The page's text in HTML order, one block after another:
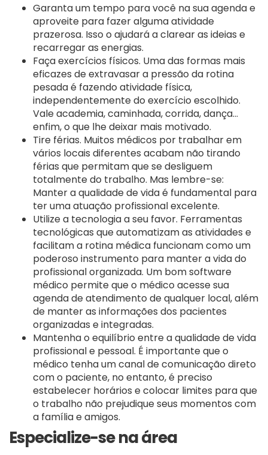
Garanta um tempo para você na sua agenda e
aproveite para fazer alguma atividade
prazerosa. Isso o ajudará a clarear as ideias e
recarregar as energias.
Faça exercícios físicos. Uma das formas mais
eficazes de extravasar a pressão da rotina
pesada é fazendo atividade física,
independentemente do exercício escolhido.
Vale academia, caminhada, corrida, dança…
enfim, o que lhe deixar mais motivado.
Tire férias. Muitos médicos por trabalhar em
vários locais diferentes acabam não tirando
férias que permitam que se desliguem
totalmente do trabalho. Mas lembre-se:
Manter a qualidade de vida é fundamental para
ter uma atuação profissional excelente.
Utilize a tecnologia a seu favor. Ferramentas
tecnológicas que automatizam as atividades e
facilitam a rotina médica funcionam como um
poderoso instrumento para manter a vida do
profissional organizada. Um bom software
médico permite que o médico acesse sua
agenda de atendimento de qualquer local, além
de manter as informações dos pacientes
organizadas e integradas.
Mantenha o equilíbrio entre a qualidade de vida
profissional e pessoal. É importante que o
médico tenha um canal de comunicação direto
com o paciente, no entanto, é preciso
estabelecer horários e colocar limites para que
o trabalho não prejudique seus momentos com
a família e amigos.
Especialize-se na área